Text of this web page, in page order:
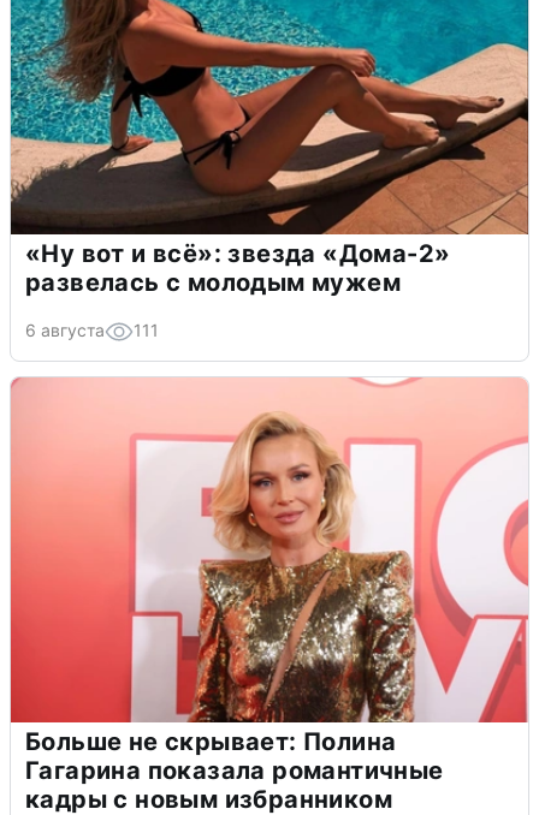
«Ну вот и всё»: звезда «Дома-2»
развелась с молодым мужем
6 августа 111
Больше не скрывает: Полина
Гагарина показала романтичные
кадры с новым избранником